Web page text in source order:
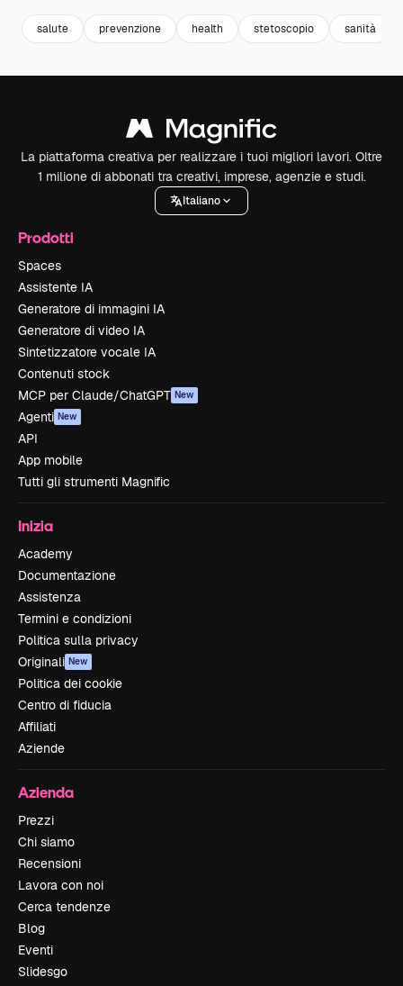
salute prevenzione health stetoscopio sanità
La piattaforma creativa per realizzare i tuoi migliori lavori. Oltre
1 milione di abbonati tra creativi, imprese, agenzie e studi.
Italiano
Prodotti
Spaces
Assistente IA
Generatore di immagini IA
Generatore di video IA
Sintetizzatore vocale IA
Contenuti stock
MCP per Claude/ChatGPT New
Agenti New
API
App mobile
Tutti gli strumenti Magnific
Inizia
Academy
Documentazione
Assistenza
Termini e condizioni
Politica sulla privacy
Originali New
Politica dei cookie
Centro di fiducia
Affiliati
Aziende
Azienda
Prezzi
Chi siamo
Recensioni
Lavora con noi
Cerca tendenze
Blog
Eventi
Slidesgo